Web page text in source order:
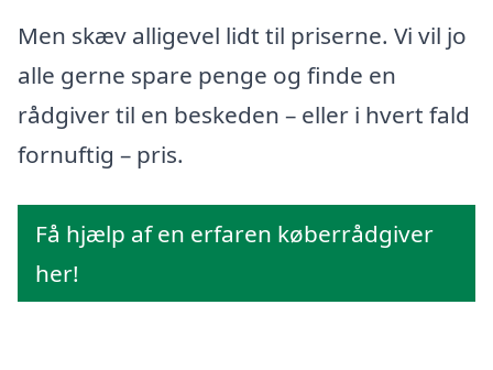
Men skæv alligevel lidt til priserne. Vi vil jo
alle gerne spare penge og finde en
rådgiver til en beskeden – eller i hvert fald
fornuftig – pris.
Få hjælp af en erfaren køberrådgiver
her!